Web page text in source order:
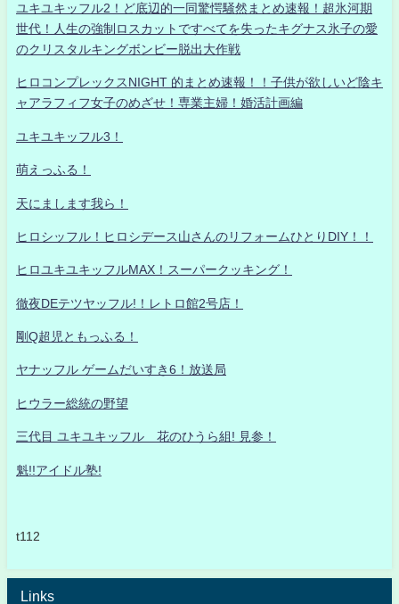
ユキユキッフル2！ど底辺的一同驚愕騒然まとめ速報！超氷河期
世代！人生の強制ロスカットですべてを失ったキグナス氷子の愛
のクリスタルキングボンビー脱出大作戦
ヒロコンプレックスNIGHT 的まとめ速報！！子供が欲しいど陰キ
ャアラフィフ女子のめざせ！専業主婦！婚活計画編
ユキユキッフル3！
萌えっふる！
天にまします我ら！
ヒロシッフル！ヒロシデース山さんのリフォームひとりDIY！！
ヒロユキユキッフルMAX！スーパークッキング！
徹夜DEテツヤッフル!！レトロ館2号店！
剛Q超児ともっふる！
ヤナッフル ゲームだいすき6！放送局
ヒウラー総統の野望
三代目 ユキユキッフル 花のひうら組! 見参！
魁!!アイドル塾!
t112
Links